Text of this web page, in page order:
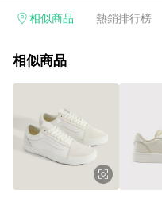
差異。 4.若於商家App下單
相似商品 熱銷排行榜
相似商品